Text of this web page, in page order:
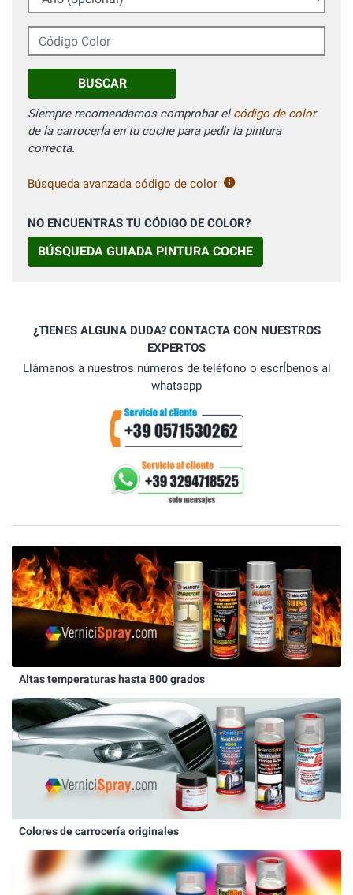
Código Color
BUSCAR
Siempre recomendamos comprobar elcódigo de color
de la carrocerÍa en tu coche para pedir la pintura
correcta.
Búsqueda avanzada código de color
NO ENCUENTRAS TU CÓDIGO DE COLOR?
BÚSQUEDA GUIADA PINTURA COCHE
¿TIENES ALGUNA DUDA? CONTACTA CON NUESTROS
EXPERTOS
Llámanos a nuestros números de teléfono o escrÍbenos al
whatsapp
Altas temperaturas hasta 800 grados
Colores de carrocería originales